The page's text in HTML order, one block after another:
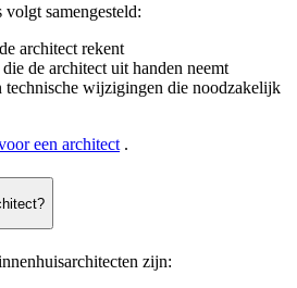
samengesteld:
architect rekent
de architect uit handen neemt
wijzigingen die noodzakelijk
een architect .
zijn: